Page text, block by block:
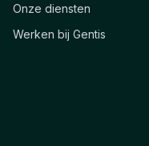
Onze diensten
Werken bij Gentis